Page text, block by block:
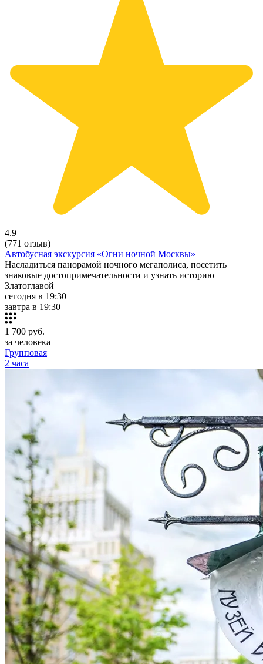
4.9
(771 отзыв)
Автобусная экскурсия «Огни ночной Москвы»
Насладиться панорамой ночного мегаполиса, посетить
знаковые достопримечательности и узнать историю
Златоглавой
сегодня в 19:30
завтра в 19:30
1 700 руб.
за человека
Групповая
2 часа